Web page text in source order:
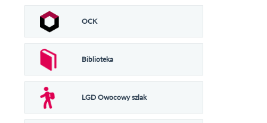
OCK
Biblioteka
LGD Owocowy szlak